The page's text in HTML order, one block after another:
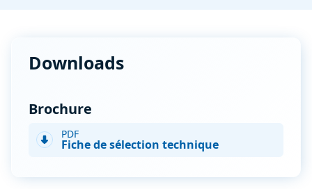
Downloads
Brochure
PDF
Fiche de sélection technique